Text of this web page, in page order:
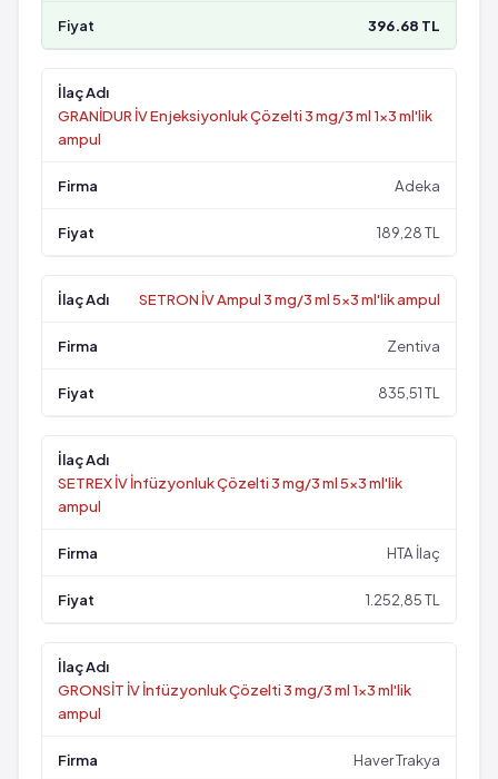
396.68 TL
GRANİDUR İV Enjeksiyonluk Çözelti 3 mg/3 ml 1x3 ml'lik
ampul
Adeka
189,28 TL
SETRON İV Ampul 3 mg/3 ml 5x3 ml'lik ampul
Zentiva
835,51 TL
SETREX İV İnfüzyonluk Çözelti 3 mg/3 ml 5x3 ml'lik
ampul
HTA İlaç
1.252,85 TL
GRONSİT İV İnfüzyonluk Çözelti 3 mg/3 ml 1x3 ml'lik
ampul
Haver Trakya